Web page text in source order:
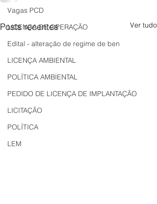
Vagas PCD
LICENÇA DE OPERAÇÃO
Edital - alteração de regime de ben
LICENÇA AMBIENTAL
POLÍTICA AMBIENTAL
PEDIDO DE LICENÇA DE IMPLANTAÇÃO
LICITAÇÃO
POLÍTICA
LEM
Posts recentes Ver tudo